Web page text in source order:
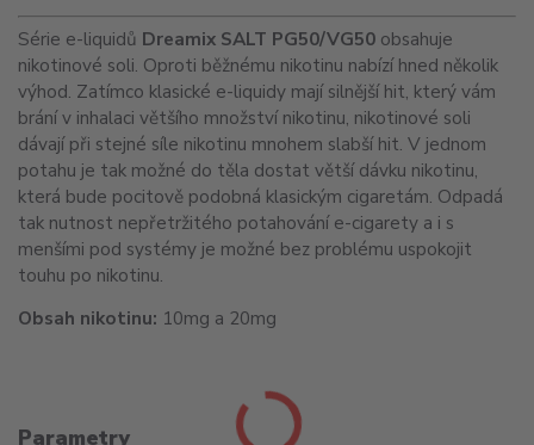
Série e-liquidů Dreamix SALT PG50/VG50 obsahuje
nikotinové soli. Oproti běžnému nikotinu nabízí hned několik
výhod. Zatímco klasické e-liquidy mají silnější hit, který vám
brání v inhalaci většího množství nikotinu, nikotinové soli
dávají při stejné síle nikotinu mnohem slabší hit. V jednom
potahu je tak možné do těla dostat větší dávku nikotinu,
která bude pocitově podobná klasickým cigaretám. Odpadá
tak nutnost nepřetržitého potahování e-cigarety a i s
menšími pod systémy je možné bez problému uspokojit
touhu po nikotinu.
Obsah nikotinu: 10mg a 20mg
Parametry